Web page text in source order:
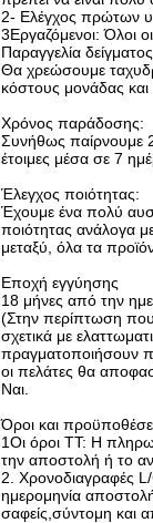
2- Ελέγχος πρώτων
3Εργαζόμενοι: Όλοι
Παραγγελία
Θα χρεώσουμε
κόστους μονάδας
Χρόνος παράδοσης:
Συνήθως παίρνουμε
έτοιμες μέσα σε 7
Έλεγχος ποιότητας:
Έχουμε ένα πολύ
ποιότητας ανάλογα
μεταξύ, όλα τα
Εποχή εγγύησης
18 μήνες από την
(Στην περίπτωση που
σχετικά με
πραγματοποιήσουν
οι πελάτες θα
Ναι.
Όροι και
1Οι όροι TT: Η
την αποστολή ή το
2. Χρονοδιαγραφές
ημερομηνία
σαφείς,σύντομη και